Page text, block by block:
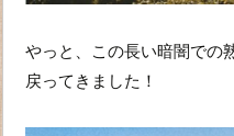
やっと、この長い暗闇での
戻ってきました！